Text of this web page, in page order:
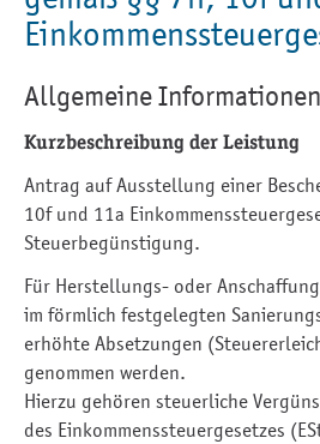
Allgemeine Informationen
Kurzbeschreibung der Leistung
Antrag auf Ausstellung einer
10f und 11a
Steuerbegünstigung.
Für Herstellungs- oder
im förmlich festgelegten
erhöhte Absetzungen
genommen werden.
Hierzu gehören steuerliche
des Einkommenssteuergesetzes